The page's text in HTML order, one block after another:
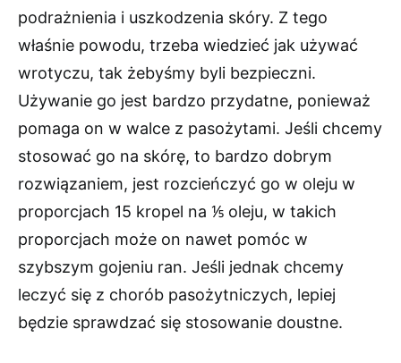
podrażnienia i uszkodzenia skóry. Z tego
właśnie powodu, trzeba wiedzieć jak używać
wrotyczu, tak żebyśmy byli bezpieczni.
Używanie go jest bardzo przydatne, ponieważ
pomaga on w walce z pasożytami. Jeśli chcemy
stosować go na skórę, to bardzo dobrym
rozwiązaniem, jest rozcieńczyć go w oleju w
proporcjach 15 kropel na ⅕ oleju, w takich
proporcjach może on nawet pomóc w
szybszym gojeniu ran. Jeśli jednak chcemy
leczyć się z chorób pasożytniczych, lepiej
będzie sprawdzać się stosowanie doustne.